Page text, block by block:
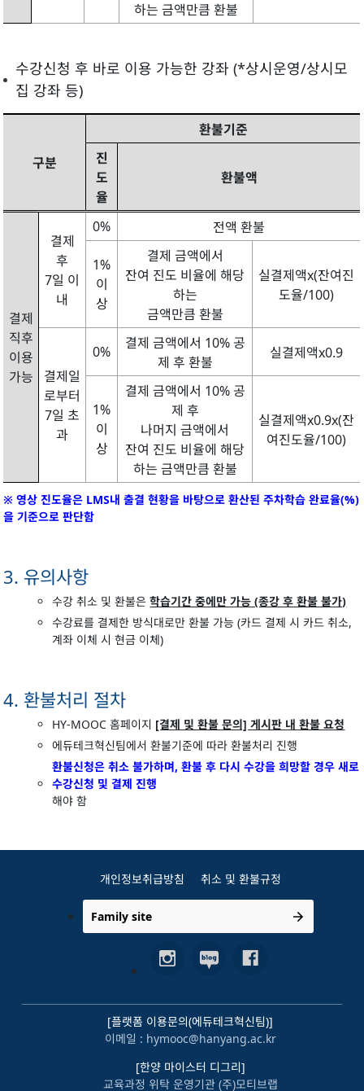
하는 금액만큼 환불
수강신청 후 바로 이용 가능한 강좌 (*상시운영/상시모
집 강좌 등)
구분
환불기준
진
도
율
환불액
결제
직후
이용
가능
결제
후
7일 이
내
0% 전액 환불
1%
이
상
결제 금액에서
잔여 진도 비율에 해당
하는
금액만큼 환불
실결제액x(잔여진
도율/100)
결제일
로부터
7일 초
과
0%
결제 금액에서 10% 공
제 후 환불
실결제액x0.9
1%
이
상
결제 금액에서 10% 공
제 후
나머지 금액에서
잔여 진도 비율에 해당
하는 금액만큼 환불
실결제액x0.9x(잔
여진도율/100)
※ 영상 진도율은 LMS내 출결 현황을 바탕으로 환산된 주차학습 완료율(%)
을 기준으로 판단함
3. 유의사항
수강 취소 및 환불은학습기간 중에만 가능 (종강 후 환불 불가)
수강료를 결제한 방식대로만 환불 가능 (카드 결제 시 카드 취소,
계좌 이체 시 현금 이체)
4. 환불처리 절차
HY-MOOC 홈페이지 [결제 및 환불 문의] 게시판 내 환불 요청
에듀테크혁신팀에서 환불기준에 따라 환불처리 진행
환불신청은 취소 불가하며, 환불 후 다시 수강을 희망할 경우 새로
수강신청 및 결제 진행
해야 함
[플랫폼 이용문의(에듀테크혁신팀)]
이메일 : hymooc@hanyang.ac.kr
[한양 마이스터 디그리]
교육과정 위탁 운영기관 (주)모티브랩
개인정보취급방침 취소 및 환불규정
Family site